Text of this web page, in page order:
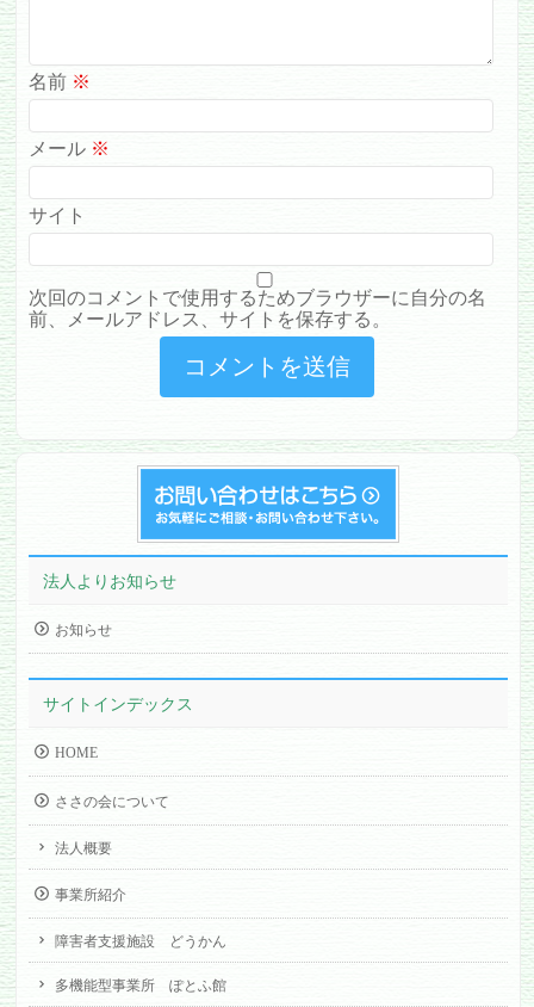
名前 ※
メール ※
サイト
次回のコメントで使用するためブラウザーに自分の名
前、メールアドレス、サイトを保存する。
法人よりお知らせ
お知らせ
サイトインデックス
HOME
ささの会について
法人概要
事業所紹介
障害者支援施設 どうかん
多機能型事業所 ぽとふ館